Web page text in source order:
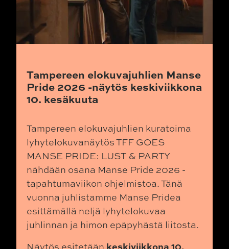
Tampereen elokuvajuhlien Manse
Pride 2026 -näytös keskiviikkona
10. kesäkuuta
Tampereen elokuvajuhlien kuratoima
lyhytelokuvanäytös TFF GOES
MANSE PRIDE: LUST & PARTY
nähdään osana Manse Pride 2026 -
tapahtumaviikon ohjelmistoa. Tänä
vuonna juhlistamme Manse Pridea
esittämällä neljä lyhytelokuvaa
juhlinnan ja himon epäpyhästä liitosta.
Näytös esitetään keskiviikkona 10.